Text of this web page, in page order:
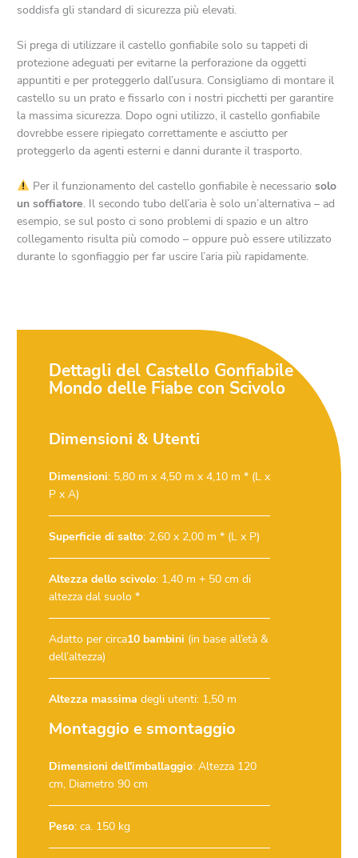
soddisfa gli standard di sicurezza più elevati.
Si prega di utilizzare il castello gonfiabile solo su tappeti di
protezione adeguati per evitarne la perforazione da oggetti
appuntiti e per proteggerlo dall’usura. Consigliamo di montare il
castello su un prato e fissarlo con i nostri picchetti per garantire
la massima sicurezza. Dopo ogni utilizzo, il castello gonfiabile
dovrebbe essere ripiegato correttamente e asciutto per
proteggerlo da agenti esterni e danni durante il trasporto.
Per il funzionamento del castello gonfiabile è necessario solo
un soffiatore. Il secondo tubo dell’aria è solo un’alternativa – ad
esempio, se sul posto ci sono problemi di spazio e un altro
collegamento risulta più comodo – oppure può essere utilizzato
durante lo sgonfiaggio per far uscire l’aria più rapidamente.
Dettagli del Castello Gonfiabile
Mondo delle Fiabe con Scivolo
Dimensioni & Utenti
Dimensioni: 5,80 m x 4,50 m x 4,10 m * (L x
P x A)
Superficie di salto: 2,60 x 2,00 m * (L x P)
Altezza dello scivolo: 1,40 m + 50 cm di
altezza dal suolo *
Adatto per circa10 bambini (in base all’età &
dell’altezza)
Altezza massima degli utenti: 1,50 m
Montaggio e smontaggio
Dimensioni dell’imballaggio: Altezza 120
cm, Diametro 90 cm
Peso: ca. 150 kg